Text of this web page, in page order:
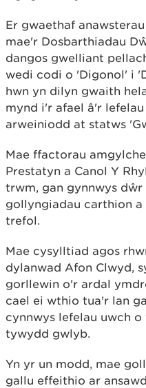
Er gwaethaf
mae'r Dosbarthiadau
dangos gwelliant
wedi codi o 'Digonol' i
hwn yn dilyn gwaith
mynd i'r afael â'r
arweiniodd at statws
Mae ffactorau
Prestatyn a Canol Y
trwm, gan gynnwys
gollyngiadau carthion
trefol.
Mae cysylltiad agos
dylanwad Afon Clwyd,
gorllewin o'r ardal
cael ei wthio tua'r lan
cynnwys lefelau uwch
tywydd gwlyb.
Yn yr un modd, mae
gallu effeithio ar